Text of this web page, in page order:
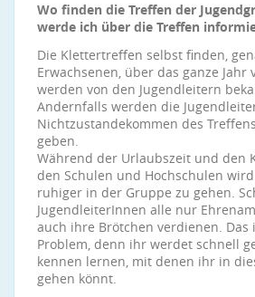
Wo finden die Treffen der
werde ich über die Treffen
Die Klettertreffen selbst finden,
Erwachsenen, über das ganze
werden von den Jugendleitern
Andernfalls werden die
Nichtzustandekommen des
geben.
Während der Urlaubszeit und den
den Schulen und Hochschulen
ruhiger in der Gruppe zu gehen.
JugendleiterInnen alle nur
auch ihre Brötchen verdienen. Das
Problem, denn ihr werdet schnell
kennen lernen, mit denen ihr in
gehen könnt.